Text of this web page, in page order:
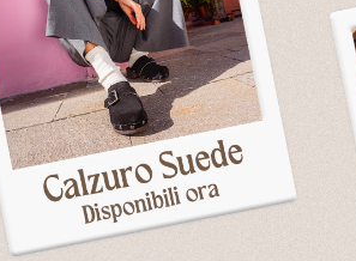
CONSEGNA RAPIDA
Paga con carta di credito / PayPal